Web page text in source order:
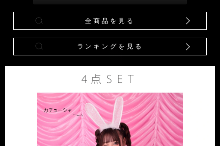
全商品を見る
ランキングを見る